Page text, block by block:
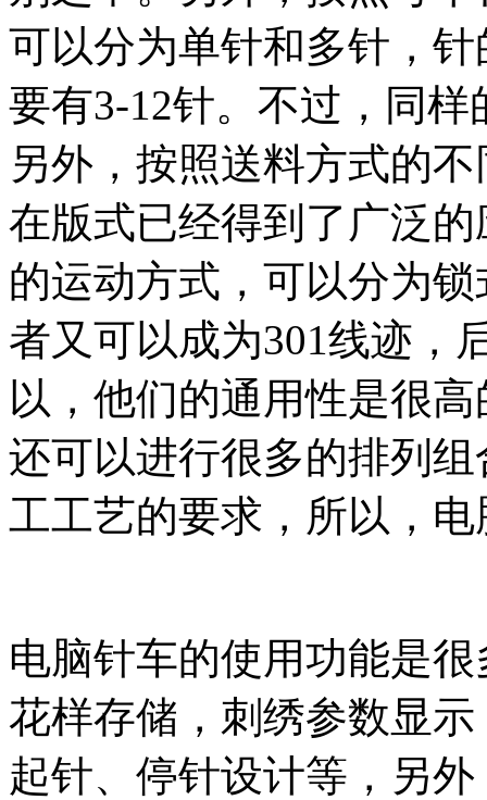
可以分为单针和多针，
要有3-12针。不过，同
另外，按照送料方式的
在版式已经得到了广泛
的运动方式，可以分为
者又可以成为301线迹，
以，他们的通用性是很
还可以进行很多的排列
工工艺的要求，所以，
电脑针车的使用功能是
花样存储，刺绣参数显
起针、停针设计等，另